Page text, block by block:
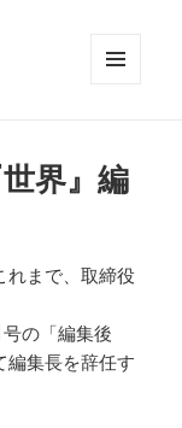
ット
界』編
れまで、取締役
の「編集後
編集長を辞任す